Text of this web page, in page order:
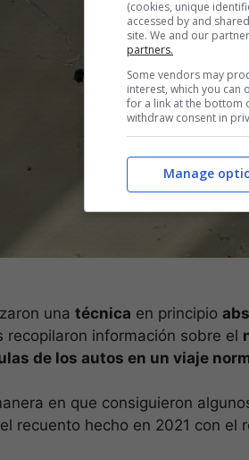
una técnica en principio
recopilaron información sobre el
de los autos en un viaje
en que consiguieron
recuento hecho en 2021 con el
(cookies, unique
accessed by and
site. We and our
partners.
Some vendors may
interest, which you
for a link at the bottom
withdraw consent in
Manage